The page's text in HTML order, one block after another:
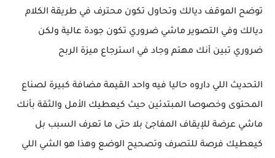
توضح الموقف ديالك وتحاول تكون محترف في طريقة الكلام
ديالك وفي التصوير ماشي ضروري تكون جودة عالية ولكن
ضروري تبين أنك مهتم وجاد في استرجاع ميزة الربح
التحديث اللي داروه حاليا فيه واحد القيمة مضافة كبيرة لصناع
المحتوى وخصوصا المبتدئين حيث كيعطيك الأمل والثقة بأنك
ماشي عرضة للإيقاف المفاجئ بلا حتى ما تعرف السبب بل
كيعطيك فرصة للتصرف وتصحيح الوضع وهذا هو الشي اللي